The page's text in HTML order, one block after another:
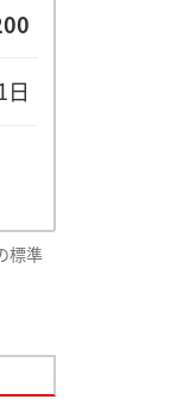
日
標準